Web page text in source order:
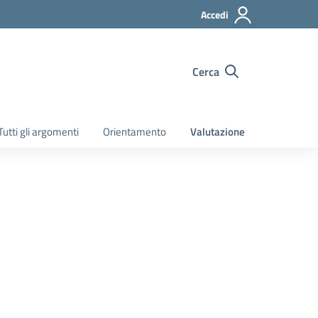
Accedi
Cerca
gli argomenti Orientamento Valutazione